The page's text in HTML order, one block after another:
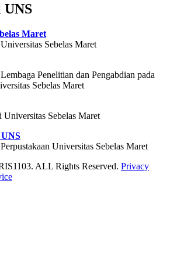
Maret
Sebelas Maret
Penelitian dan Pengabdian pada
Sebelas Maret
Universitas Sebelas Maret
Universitas Sebelas Maret
ALL Rights Reserved. Privacy